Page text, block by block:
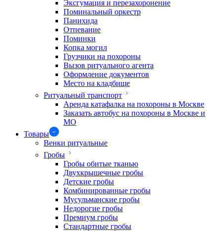
Эксгумация и перезахоронение
Поминальный оркестр
Панихида
Отпевание
Поминки
Копка могил
Грузчики на похороны
Вызов ритуального агента
Оформление документов
Место на кладбище
Ритуальный транспорт
Аренда катафалка на похороны в Москве
Заказать автобус на похороны в Москве и
МО
Товары
Венки ритуальные
Гробы
Гробы обитые тканью
Двухкрышечные гробы
Детские гробы
Комбинированные гробы
Мусульманские гробы
Недорогие гробы
Премиум гробы
Стандартные гробы